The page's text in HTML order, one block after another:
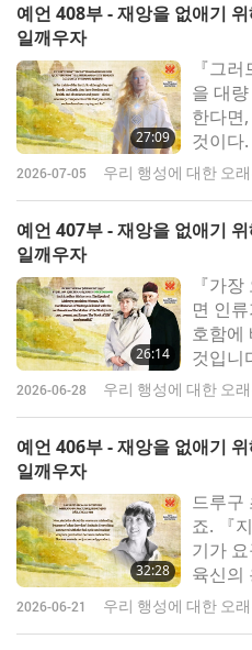
빨리
길, 「
예언 408부 - 재앙을 없애기
일깨우자
27:09
『그
을 대
한다면
것이다
에 샴
만약
언을
는 가장
2026-07-05 우리 행성에 대한 오
예언 407부 - 재앙을 없애기
일깨우자
26:14
『가
면 인
호함에
것입니
가 생명
심장은
은 라
입니다.‍
2026-06-28 우리 행성에 대한 오
예언 406부 - 재앙을 없애기
일깨우자
32:28
드루구
죠. 『
기가
육신의
력의
2026-06-21 우리 행성에 대한 오